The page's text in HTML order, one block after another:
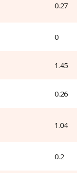
0.27
0
1.45
0.26
1.04
0.2